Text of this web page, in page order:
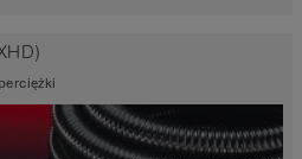
odporny na ścieranie, wąż